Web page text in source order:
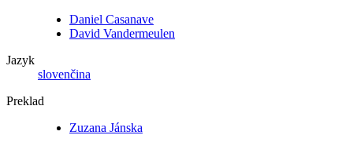
Daniel Casanave
David Vandermeulen
Jazyk
slovenčina
Preklad
Zuzana Jánska